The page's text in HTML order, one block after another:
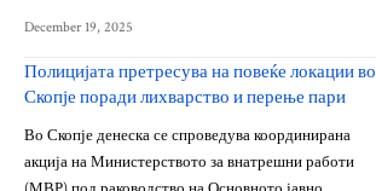
December 19, 2025
Полицијата претресува на повеќе локации во
Скопје поради лихварство и перење пари
Во Скопје денеска се спроведува координирана
акција на Министерството за внатрешни работи